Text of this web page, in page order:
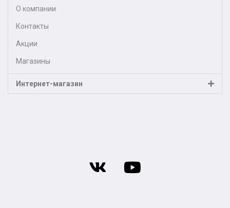
О компании
Контакты
Акции
Магазины
Интернет-магазин